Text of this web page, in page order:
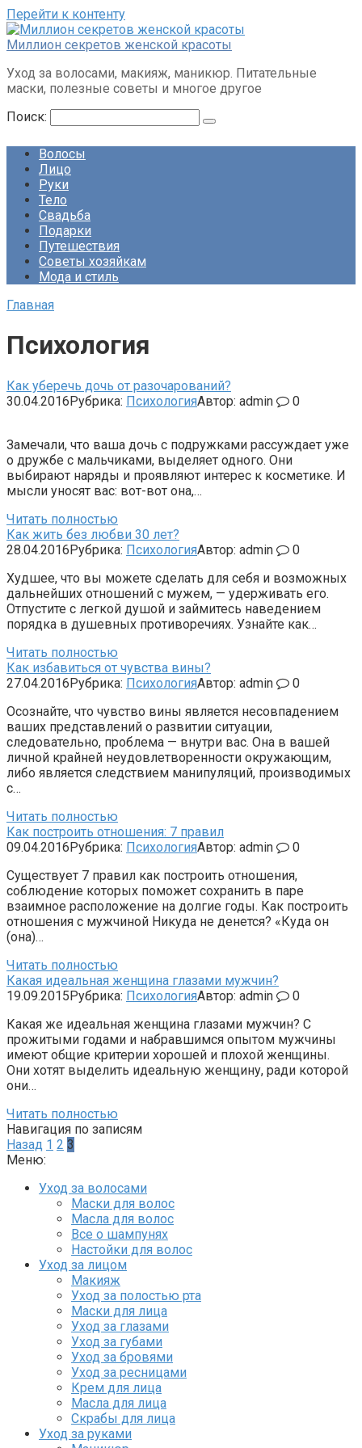
Перейти к контенту
Миллион секретов женской красоты
Уход за волосами, макияж, маникюр. Питательные
маски, полезные советы и многое другое
Поиск:
Волосы
Лицо
Руки
Тело
Свадьба
Подарки
Путешествия
Советы хозяйкам
Мода и стиль
Главная
Психология
Как уберечь дочь от разочарований?
30.04.2016Рубрика: ПсихологияАвтор: admin 0
Замечали, что ваша дочь с подружками рассуждает уже
о дружбе с мальчиками, выделяет одного. Они
выбирают наряды и проявляют интерес к косметике. И
мысли уносят вас: вот-вот она,…
Читать полностью
Как жить без любви 30 лет?
28.04.2016Рубрика: ПсихологияАвтор: admin
0
Худшее, что вы можете сделать для себя и возможных
дальнейших отношений с мужем, — удерживать его.
Отпустите с легкой душой и займитесь наведением
порядка в душевных противоречиях. Узнайте как…
Читать полностью
Как избавиться от чувства вины?
27.04.2016Рубрика: ПсихологияАвтор: admin
0
Осознайте, что чувство вины является несовпадением
ваших представлений о развитии ситуации,
следовательно, проблема — внутри вас. Она в вашей
личной крайней неудовлетворенности окружающим,
либо является следствием манипуляций, производимых
с…
Читать полностью
Как построить отношения: 7 правил
09.04.2016Рубрика: ПсихологияАвтор: admin
0
Существует 7 правил как построить отношения,
соблюдение которых поможет сохранить в паре
взаимное расположение на долгие годы. Как построить
отношения с мужчиной Никуда не денется? «Куда он
(она)…
Читать полностью
Какая идеальная женщина глазами мужчин?
19.09.2015Рубрика: ПсихологияАвтор: admin
0
Какая же идеальная женщина глазами мужчин? С
прожитыми годами и набравшимся опытом мужчины
имеют общие критерии хорошей и плохой женщины.
Они хотят выделить идеальную женщину, ради которой
они…
Читать полностью
Навигация по записям
Назад 1 2 3
Меню:
Уход за волосами
Маски для волос
Масла для волос
Все о шампунях
Настойки для волос
Уход за лицом
Макияж
Уход за полостью рта
Маски для лица
Уход за глазами
Уход за губами
Уход за бровями
Уход за ресницами
Крем для лица
Масла для лица
Скрабы для лица
Уход за руками